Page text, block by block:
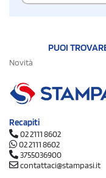
PUOI
Novità
Recapiti
02 2111 8602
02 2111 8602
3755036900
contattaci@stampasi.it